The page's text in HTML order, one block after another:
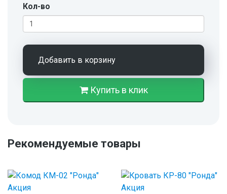
Кол-во
Добавить в корзину
Купить в клик
Рекомендуемые товары